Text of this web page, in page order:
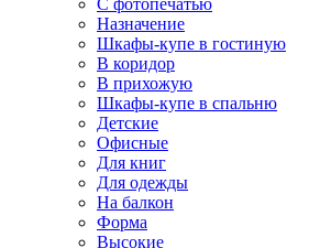
С фотопечатью
Назначение
Шкафы-купе в гостиную
В коридор
В прихожую
Шкафы-купе в спальню
Детские
Офисные
Для книг
Для одежды
На балкон
Форма
Высокие